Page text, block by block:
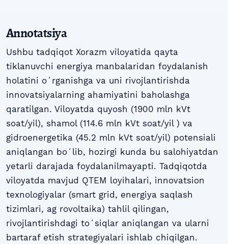
Annotatsiya
Ushbu tadqiqot Xorazm viloyatida qayta
tiklanuvchi energiya manbalaridan foydalanish
holatini oʻrganishga va uni rivojlantirishda
innovatsiyalarning ahamiyatini baholashga
qaratilgan. Viloyatda quyosh (1900 mln kVt
soat/yil), shamol (114.6 mln kVt soat/yil ) va
gidroenergetika (45.2 mln kVt soat/yil) potensiali
aniqlangan boʻlib, hozirgi kunda bu salohiyatdan
yetarli darajada foydalanilmayapti. Tadqiqotda
viloyatda mavjud QTEM loyihalari, innovatsion
texnologiyalar (smart grid, energiya saqlash
tizimlari, ag rovoltaika) tahlil qilingan,
rivojlantirishdagi toʻsiqlar aniqlangan va ularni
bartaraf etish strategiyalari ishlab chiqilgan.